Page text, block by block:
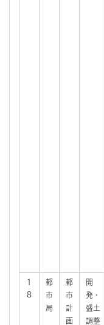
1
8
都
市
局
都
市
計
画
開
発・
盛土
調整